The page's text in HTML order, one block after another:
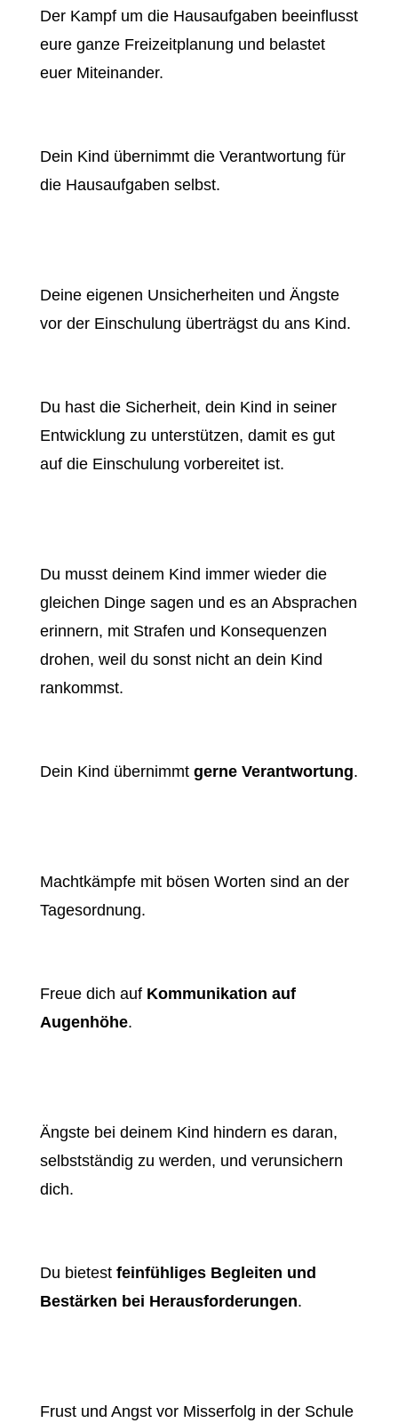
Der Kampf um die Hausaufgaben beeinflusst
eure ganze Freizeitplanung und belastet
euer Miteinander.
Dein Kind übernimmt die Verantwortung für
die Hausaufgaben selbst.
Deine eigenen Unsicherheiten und Ängste
vor der Einschulung überträgst du ans Kind.
Du hast die Sicherheit, dein Kind in seiner
Entwicklung zu unterstützen, damit es gut
auf die Einschulung vorbereitet ist.
Du musst deinem Kind immer wieder die
gleichen Dinge sagen und es an Absprachen
erinnern, mit Strafen und Konsequenzen
drohen, weil du sonst nicht an dein Kind
rankommst.
Dein Kind übernimmt gerne Verantwortung.
Machtkämpfe mit bösen Worten sind an der
Tagesordnung.
Freue dich auf Kommunikation auf
Augenhöhe.
Ängste bei deinem Kind hindern es daran,
selbstständig zu werden, und verunsichern
dich.
Du bietest feinfühliges Begleiten und
Bestärken bei Herausforderungen.
Frust und Angst vor Misserfolg in der Schule